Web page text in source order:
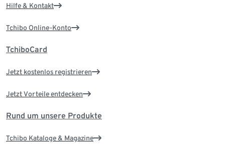
Hilfe & Kontakt
Tchibo Online-Konto
TchiboCard
Jetzt kostenlos registrieren
Jetzt Vorteile entdecken
Rund um unsere Produkte
Tchibo Kataloge & Magazine